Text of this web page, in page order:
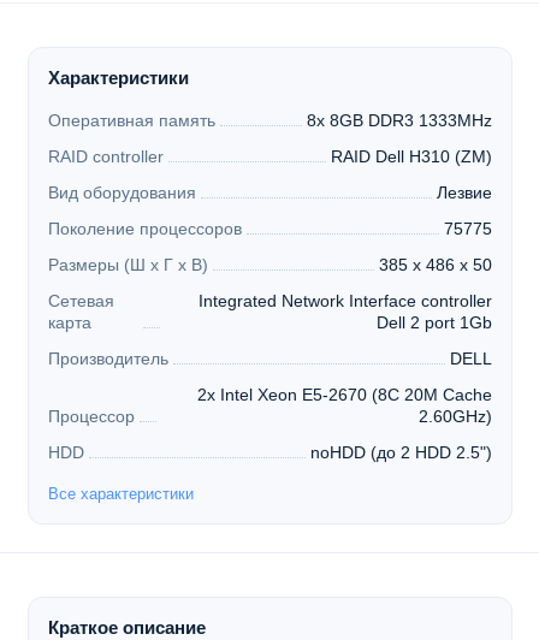
Характеристики
Оперативная память
8x 8GB DDR3 1333MHz
RAID controller
RAID Dell H310 (ZM)
Вид оборудования
Лезвие
Поколение процессоров
75775
Размеры (Ш х Г х В)
385 x 486 x 50
Сетевая
карта
Integrated Network Interface controller
Dell 2 port 1Gb
Производитель
DELL
Процессор
2x Intel Xeon E5-2670 (8C 20M Cache
2.60GHz)
HDD
noHDD (до 2 HDD 2.5")
Все характеристики
Краткое описание